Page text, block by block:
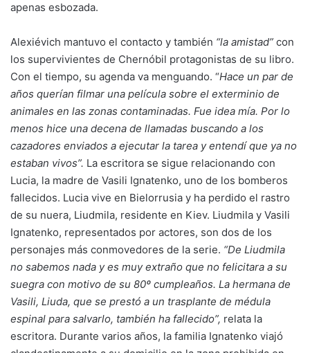
apenas esbozada.
Alexiévich mantuvo el contacto y también “la amistad” con
los supervivientes de Chernóbil protagonistas de su libro.
Con el tiempo, su agenda va menguando. “Hace un par de
años querían filmar una película sobre el exterminio de
animales en las zonas contaminadas. Fue idea mía. Por lo
menos hice una decena de llamadas buscando a los
cazadores enviados a ejecutar la tarea y entendí que ya no
estaban vivos”. La escritora se sigue relacionando con
Lucia, la madre de Vasili Ignatenko, uno de los bomberos
fallecidos. Lucia vive en Bielorrusia y ha perdido el rastro
de su nuera, Liudmila, residente en Kiev. Liudmila y Vasili
Ignatenko, representados por actores, son dos de los
personajes más conmovedores de la serie. “De Liudmila
no sabemos nada y es muy extraño que no felicitara a su
suegra con motivo de su 80º cumpleaños. La hermana de
Vasili, Liuda, que se prestó a un trasplante de médula
espinal para salvarlo, también ha fallecido”, relata la
escritora. Durante varios años, la familia Ignatenko viajó